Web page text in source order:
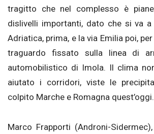
tragitto che nel complesso è
dislivelli importanti, dato che si va
Adriatica, prima, e la via Emilia poi,
traguardo fissato sulla linea di
automobilistico di Imola. Il clima
aiutato i corridori, viste le
colpito Marche e Romagna quest’oggi.
Marco Frapporti (Androni-